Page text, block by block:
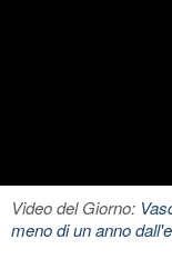
Video del Giorno:
meno di un anno